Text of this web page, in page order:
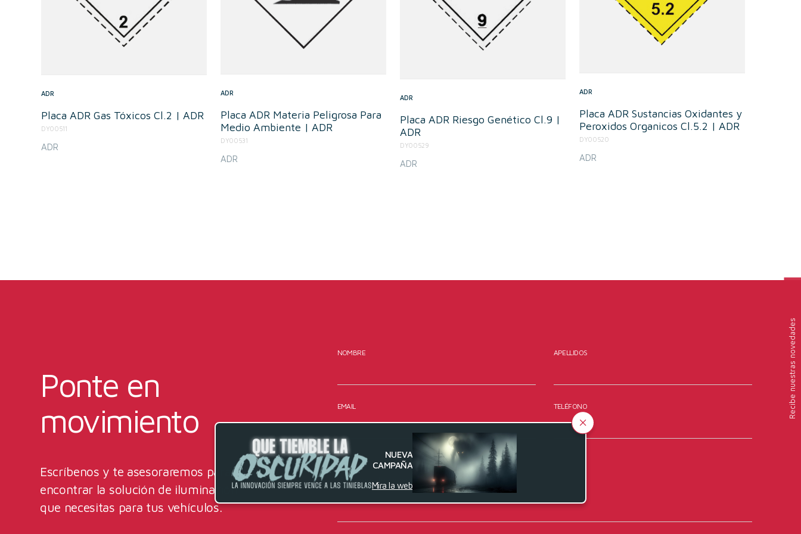
NUEVA
CAMPAÑA
Mira la web
ADR
Placa ADR Gas Tóxicos Cl.2 | ADR
DY00511
ADR
ADR
Placa ADR Materia Peligrosa Para
Medio Ambiente | ADR
DY00531
ADR
ADR
Placa ADR Riesgo Genético Cl.9 |
ADR
DY00529
ADR
ADR
Placa ADR Sustancias Oxidantes y
Peroxidos Organicos Cl.5.2 | ADR
DY00520
ADR
Recibe
nuestras novedades
Ponte en
movimiento
Escríbenos y te asesoraremos para
encontrar la solución de iluminación
que necesitas para tus vehículos.
NOMBRE APELLIDOS
EMAIL TELÉFONO
MENSAJE